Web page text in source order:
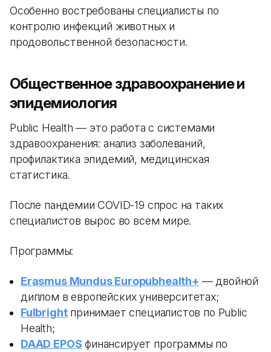
Особенно востребованы специалисты по
контролю инфекций животных и
продовольственной безопасности.
Общественное здравоохранение и
эпидемиология
Public Health — это работа с системами
здравоохранения: анализ заболеваний,
профилактика эпидемий, медицинская
статистика.
После пандемии COVID-19 спрос на таких
специалистов вырос во всем мире.
Программы:
Erasmus Mundus Europubhealth+ — двойной
диплом в европейских университетах;
Fulbrightпринимает специалистов по Public
Health;
DAAD EPOS финансирует программы по